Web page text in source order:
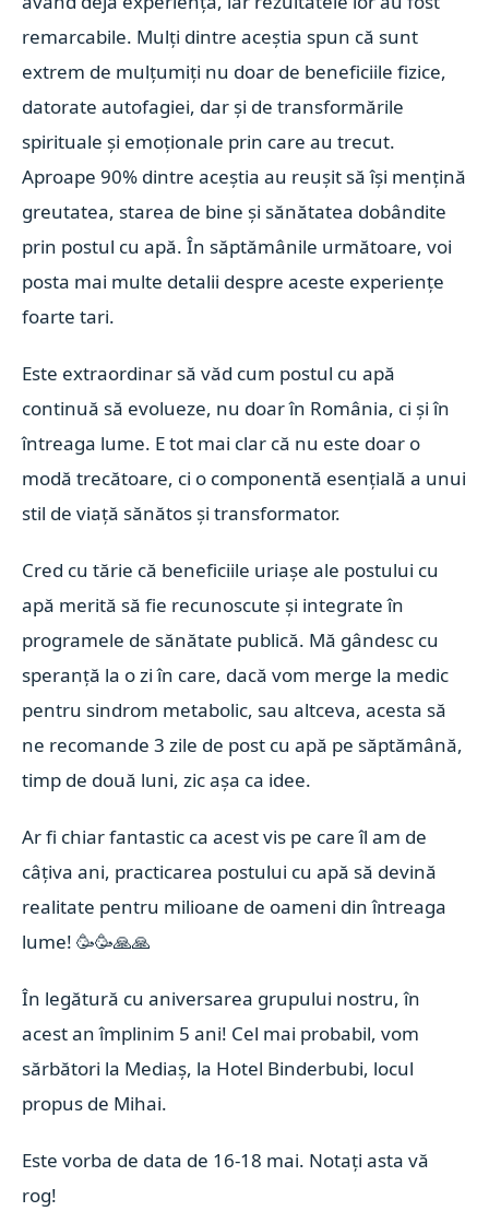
remarcabile. Mulți dintre aceștia spun că sunt
extrem de mulțumiți nu doar de beneficiile fizice,
datorate autofagiei, dar și de transformările
spirituale și emoționale prin care au trecut.
Aproape 90% dintre aceștia au reușit să își mențină
greutatea, starea de bine și sănătatea dobândite
prin postul cu apă. În săptămânile următoare, voi
posta mai multe detalii despre aceste experiențe
foarte tari.
Este extraordinar să văd cum postul cu apă
continuă să evolueze, nu doar în România, ci și în
întreaga lume. E tot mai clar că nu este doar o
modă trecătoare, ci o componentă esențială a unui
stil de viață sănătos și transformator.
Cred cu tărie că beneficiile uriașe ale postului cu
apă merită să fie recunoscute și integrate în
programele de sănătate publică. Mă gândesc cu
speranță la o zi în care, dacă vom merge la medic
pentru sindrom metabolic, sau altceva, acesta să
ne recomande 3 zile de post cu apă pe săptămână,
timp de două luni, zic așa ca idee.
Ar fi chiar fantastic ca acest vis pe care îl am de
câțiva ani, practicarea postului cu apă să devină
realitate pentru milioane de oameni din întreaga
lume!🥳🥳🙏🙏
În legătură cu aniversarea grupului nostru, în
acest an împlinim 5 ani! Cel mai probabil, vom
sărbători la Mediaș, la Hotel Binderbubi, locul
propus de Mihai.
Este vorba de data de 16-18 mai. Notați asta vă
rog!